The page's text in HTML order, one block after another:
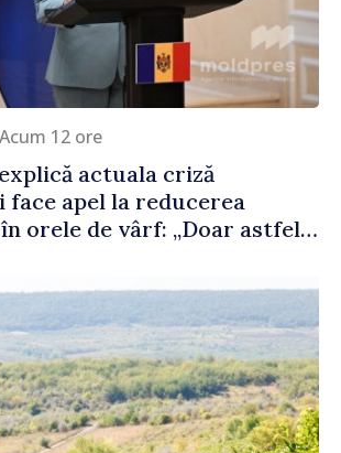
/ Acum 12 ore
actuala criză
face apel la reducerea
orele de vârf: „Doar astfel